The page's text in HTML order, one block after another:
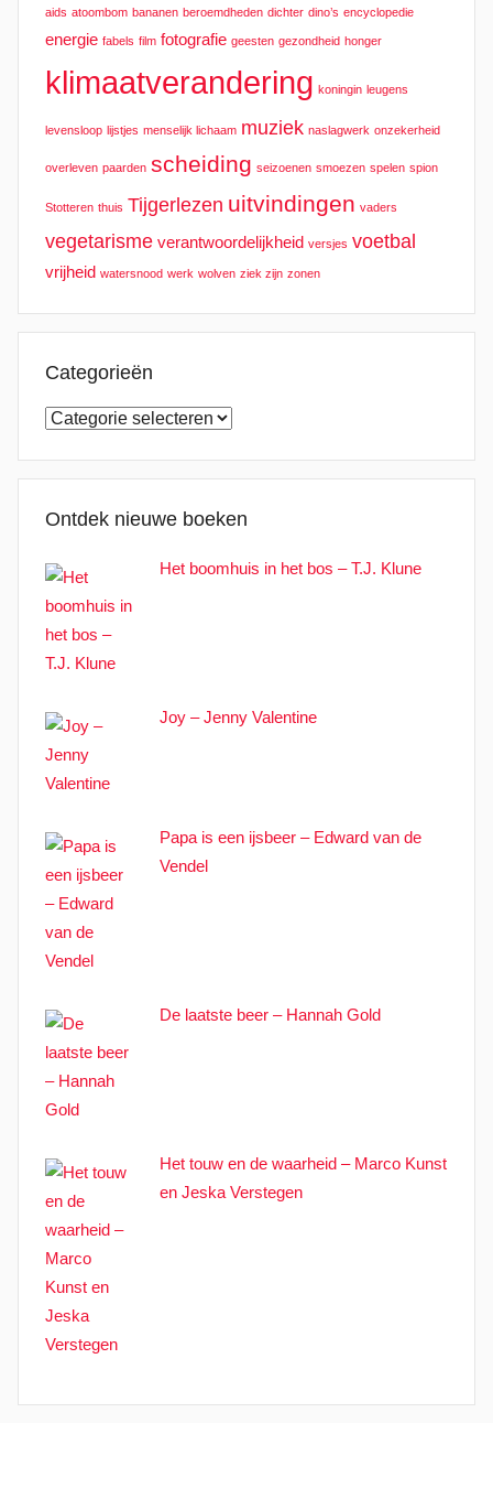
aids atoombom bananen beroemdheden dichter dino’s encyclopedie
energie fabels film fotografie geesten gezondheid honger
klimaatverandering koningin leugens
levensloop lijstjes menselijk lichaam muziek naslagwerk onzekerheid
overleven paarden scheiding seizoenen smoezen spelen spion
Stotteren thuis Tijgerlezen uitvindingen vaders
vegetarisme verantwoordelijkheid versjes voetbal
vrijheid watersnood werk wolven ziek zijn zonen
Categorieën
Categorieën
Ontdek nieuwe boeken
Het boomhuis in het bos – T.J. Klune
Joy – Jenny Valentine
Papa is een ijsbeer – Edward van de
Vendel
De laatste beer – Hannah Gold
Het touw en de waarheid – Marco Kunst
en Jeska Verstegen